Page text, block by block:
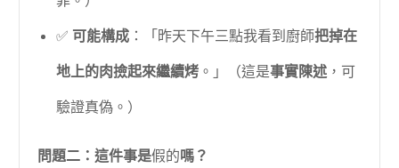
✅ 可能構成 ：「昨天下午三點我看到廚師把掉在
地上的肉撿起來繼續烤 。」（這是事實陳述，可
驗證真偽。）
問題二：這件事是假的嗎？